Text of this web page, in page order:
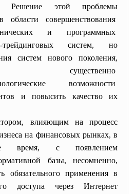
Решение этой проблемы
совершенствования
и программных
трейдинговых систем, но
систем нового поколения,
существенно
возможности
и повысить качество их
влияющим на процесс
на финансовых рынках, в
время, с появлением
базы, несомненно,
обязательного применения в
доступа через Интернет